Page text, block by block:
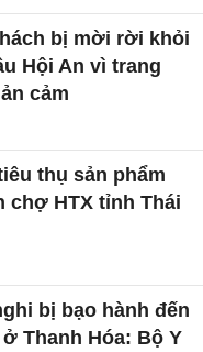
bị mời rời khỏi
Hội An vì trang
cảm
thụ sản phẩm
chợ HTX tỉnh Thái
bị bạo hành đến
Thanh Hóa: Bộ Y